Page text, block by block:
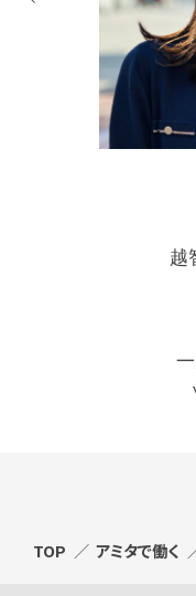
越
TOP アミタで働く